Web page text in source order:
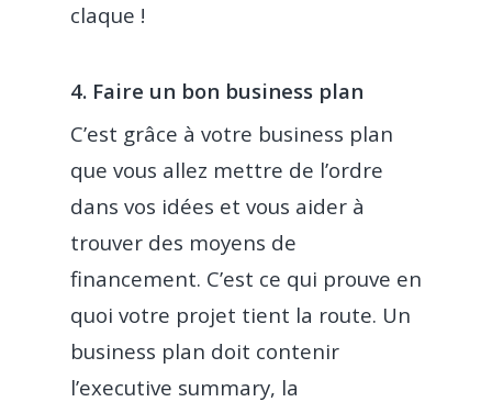
claque !
4. Faire un bon business plan
C’est grâce à votre business plan
que vous allez mettre de l’ordre
dans vos idées et vous aider à
trouver des moyens de
financement. C’est ce qui prouve en
quoi votre projet tient la route. Un
business plan doit contenir
l’executive summary, la